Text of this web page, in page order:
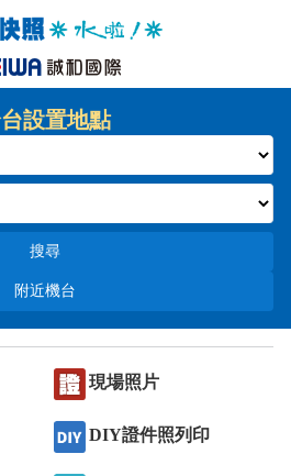
設置地點
搜尋
附近機台
現場照片
DIY證件照列印